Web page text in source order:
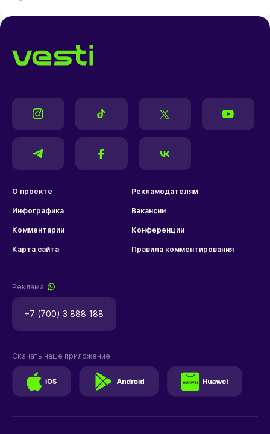
О проекте Рекламодателям
Инфографика Вакансии
Комментарии Конференции
Карта сайта Правила комментирования
Реклама
+7 (700) 3 888 188
Скачать наше приложение